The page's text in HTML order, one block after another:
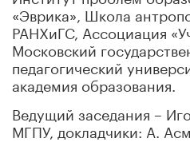
«Эврика», Школа
РАНХиГС, Ассоциация
Московский
педагогический
академия образования.
Ведущий заседания –
МГПУ, докладчики: А.